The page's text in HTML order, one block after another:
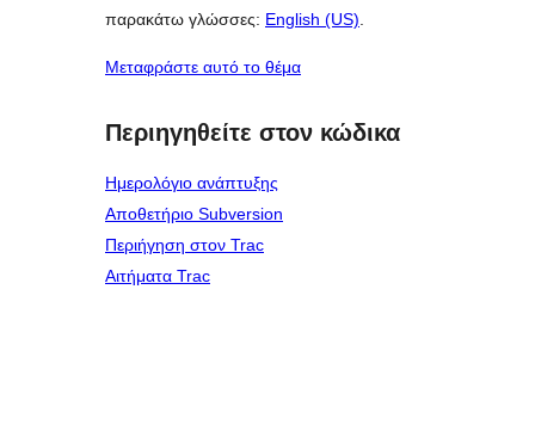
παρακάτω γλώσσες: English (US).
Μεταφράστε αυτό το θέμα
Περιηγηθείτε στον κώδικα
Ημερολόγιο ανάπτυξης
Αποθετήριο Subversion
Περιήγηση στον Trac
Αιτήματα Trac